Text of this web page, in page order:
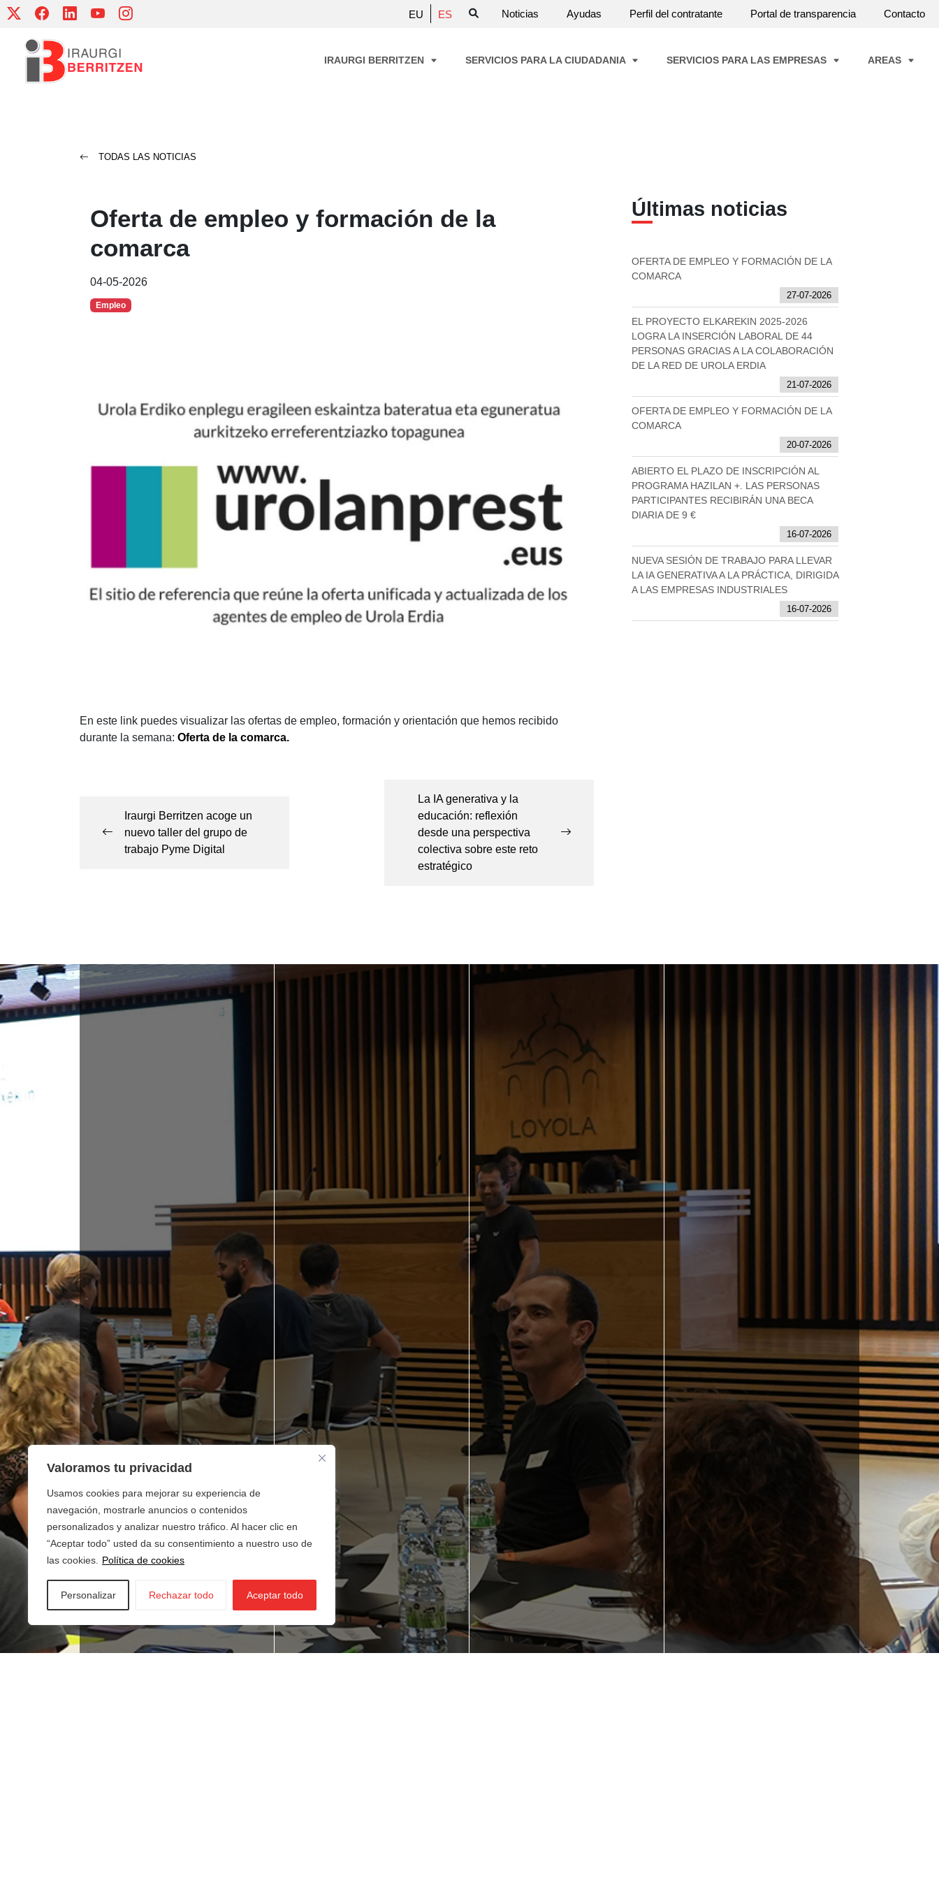
Valoramos tu privacidad
Usamos cookies para mejorar su experiencia de
navegación, mostrarle anuncios o contenidos
personalizados y analizar nuestro tráfico. Al hacer clic en
“Aceptar todo” usted da su consentimiento a nuestro uso de
las cookies.
Política de cookies
Personalizar Rechazar todo Aceptar todo
Skip
content
EU ES Noticias Ayudas Perfil del contratante Portal de transparencia Contacto
IRAURGI BERRITZEN SERVICIOS PARA LA CIUDADANIA SERVICIOS PARA LAS EMPRESAS AREAS
TODAS LAS NOTICIAS
Oferta de empleo y formación de la
comarca
04-05-2026
Empleo
En este link puedes visualizar las ofertas de empleo, formación y orientación que hemos recibido
durante la semana: Oferta de la comarca.
entradas
Iraurgi Berritzen acoge un
nuevo taller del grupo de
trabajo Pyme Digital
La IA generativa y la
educación: reflexión
desde una perspectiva
colectiva sobre este reto
estratégico
Últimas noticias
OFERTA DE EMPLEO Y FORMACIÓN DE LA
COMARCA
27-07-2026
EL PROYECTO ELKAREKIN 2025-2026
LOGRA LA INSERCIÓN LABORAL DE 44
PERSONAS GRACIAS A LA COLABORACIÓN
DE LA RED DE UROLA ERDIA
21-07-2026
OFERTA DE EMPLEO Y FORMACIÓN DE LA
COMARCA
20-07-2026
ABIERTO EL PLAZO DE INSCRIPCIÓN AL
PROGRAMA HAZILAN +. LAS PERSONAS
PARTICIPANTES RECIBIRÁN UNA BECA
DIARIA DE 9 €
16-07-2026
NUEVA SESIÓN DE TRABAJO PARA LLEVAR
LA IA GENERATIVA A LA PRÁCTICA, DIRIGIDA
A LAS EMPRESAS INDUSTRIALES
16-07-2026